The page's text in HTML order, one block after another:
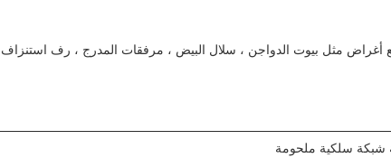
أغراض مثل بيوت الدواجن ، سلال البيض ، مرفقات المدرج ، رف
شبكة سلكية ملحومة